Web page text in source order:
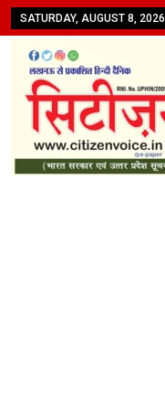
SATURDAY, AUGUST 8, 2026